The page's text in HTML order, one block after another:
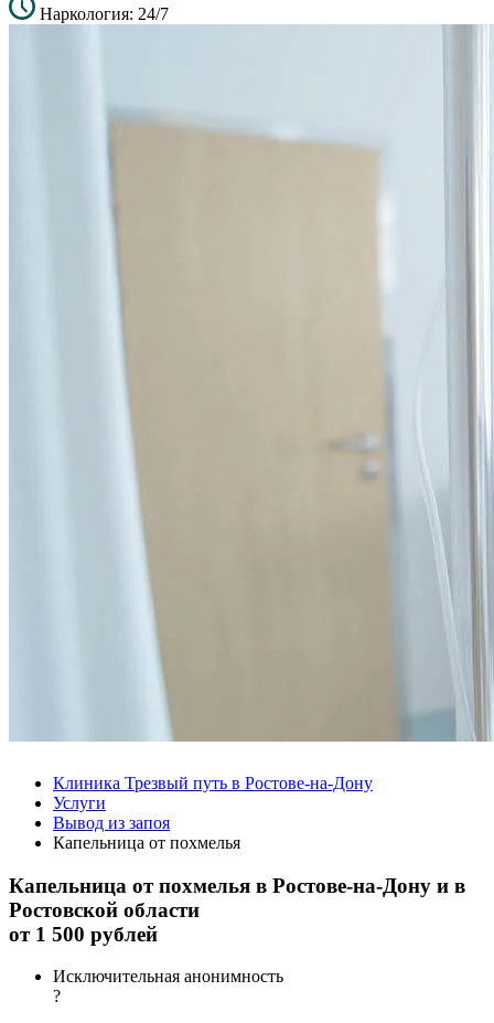
Наркология: 24/7
Клиника Трезвый путь в Ростове-на-Дону
Услуги
Вывод из запоя
Капельница от похмелья
Капельница от похмелья в Ростове-на-Дону и в
Ростовской области
от 1 500 рублей
Исключительная анонимность
?